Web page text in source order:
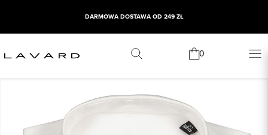
DARMOWA DOSTAWA OD 249 ZŁ
0